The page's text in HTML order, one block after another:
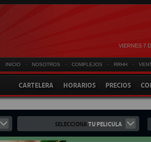
VIERNES 7
INICIO · NOSOTROS · COMPLEJOS · RRHH ·
CARTELERA HORARIOS PRECIOS
SELECCIONATU PELICULA